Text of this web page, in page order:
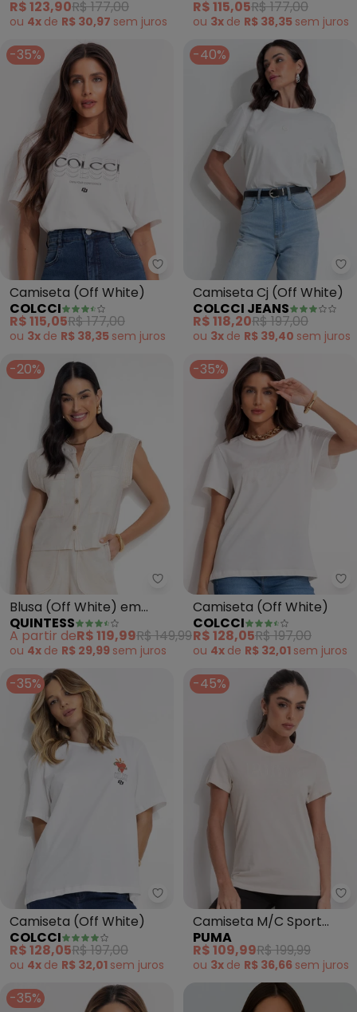
R$ 123,90R$ 177,00
ou 4x de R$ 30,97 sem juros
R$ 115,05R$ 177,00
ou 3x de R$ 38,35 sem juros
-35%
Colcci - Camiseta (Off White)
Camiseta (Off White)
COLCCI
R$ 115,05R$ 177,00
ou 3x de R$ 38,35 sem juros
-40%
Camiseta Cj (Off White)
COLCCI JEANS
R$ 118,20R$ 197,00
ou 3x de R$ 39,40 sem juros
-20%
Quintess - Blusa (Off White) em
Blusa (Off White) em
Linho
QUINTESS
A partir deR$ 119,99R$ 149,99
ou 4x de R$ 29,99 sem juros
-35%
Camiseta (Off White)
COLCCI
R$ 128,05R$ 197,00
ou 4x de R$ 32,01 sem juros
-35%
Colcci - Camiseta (Off White)
Camiseta (Off White)
COLCCI
R$ 128,05R$ 197,00
ou 4x de R$ 32,01 sem juros
-45%
Camiseta M/C Sport
Graphic Tee (Bege)
PUMA
R$ 109,99R$ 199,99
ou 3x de R$ 36,66 sem juros
-35%